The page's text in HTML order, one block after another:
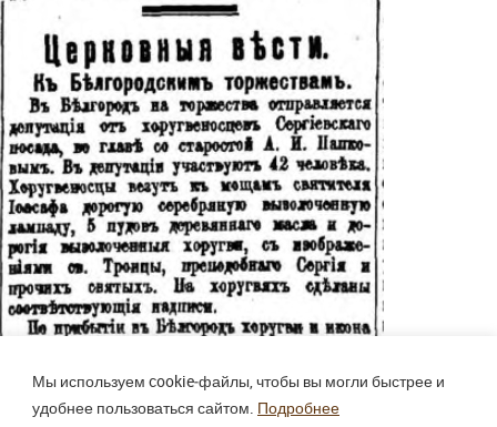
Мы используем cookie‑файлы, чтобы вы могли быстрее и
удобнее пользоваться сайтом. Подробнее